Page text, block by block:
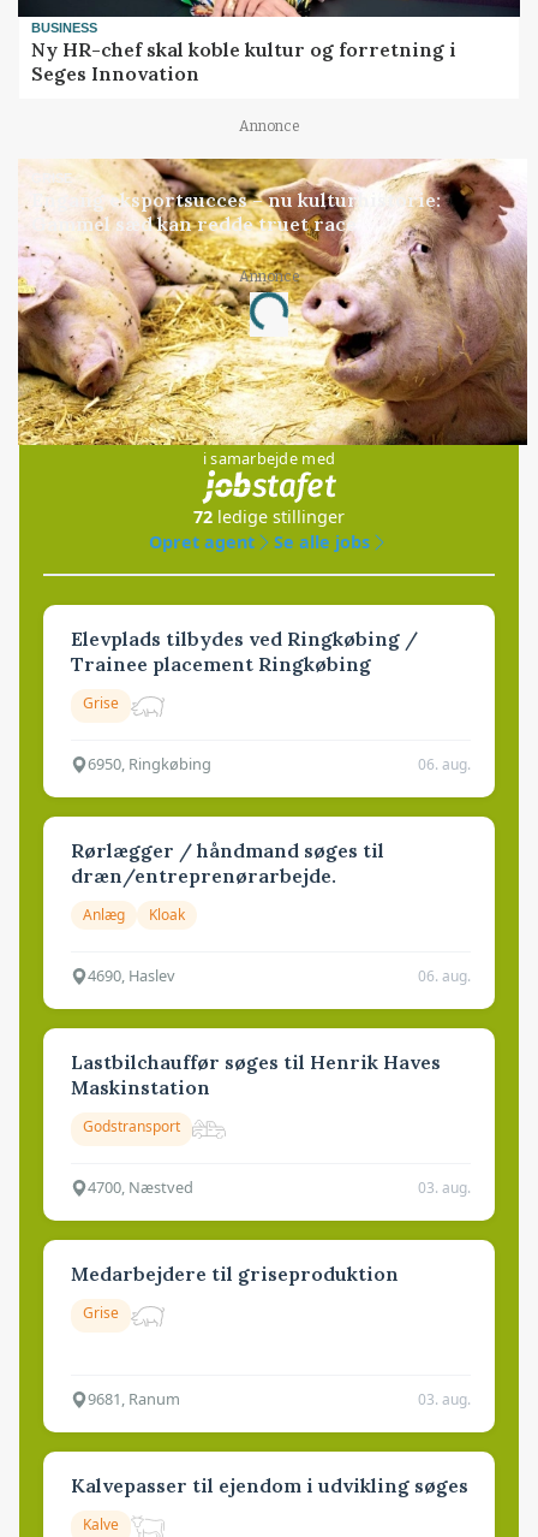
BUSINESS
Ny HR-chef skal koble kultur og forretning i
Seges Innovation
Annonce
GRISE
Engang eksportsucces – nu kulturhistorie:
Gammel sæd kan redde truet race
Annonce
Loading...
Jobs
i samarbejde med
72 ledige stillinger
Opret agent
Se alle jobs
Elevplads tilbydes ved Ringkøbing /
Trainee placement Ringkøbing
Grise
6950, Ringkøbing 06. aug.
Rørlægger / håndmand søges til
dræn/entreprenørarbejde.
Anlæg Kloak
4690, Haslev 06. aug.
Lastbilchauffør søges til Henrik Haves
Maskinstation
Godstransport
4700, Næstved 03. aug.
Medarbejdere til griseproduktion
Grise
9681, Ranum 03. aug.
Kalvepasser til ejendom i udvikling søges
Kalve